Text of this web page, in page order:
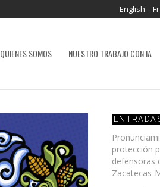
English |
QUIENES SOMOS NUESTRO TRABAJO CON IA
protección
defensoras
Zacatecas-